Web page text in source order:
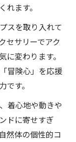
ます。
スを取り入れて
セサリーでアク
変わります。
冒険心」を応援
す。
着心地や動きや
ドに寄せすぎ
然体の個性的コ